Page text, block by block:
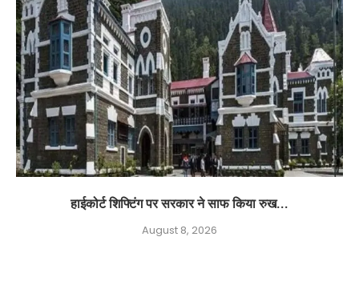
हाईकोर्ट शिफ्टिंग पर सरकार ने साफ किया रुख...
August 8, 2026